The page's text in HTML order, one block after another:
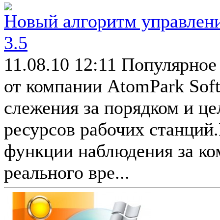
Новый алгоритм
3.5
11.08.10 12:11
от компании AtomPark
слежения за порядком и
ресурсов рабочих
функции наблюдения за
реального вре...